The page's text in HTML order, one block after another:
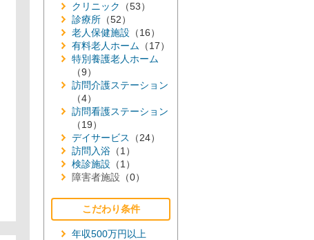
クリニック
（53）
診療所 （52）
老人保健施設 （16）
有料老人ホーム （17）
特別養護老人ホーム
（9）
訪問介護ステーション
（4）
訪問看護ステーション
（19）
デイサービス
（24）
訪問入浴 （1）
検診施設 （1）
障害者施設 （0）
こだわり条件
年収500万円以上